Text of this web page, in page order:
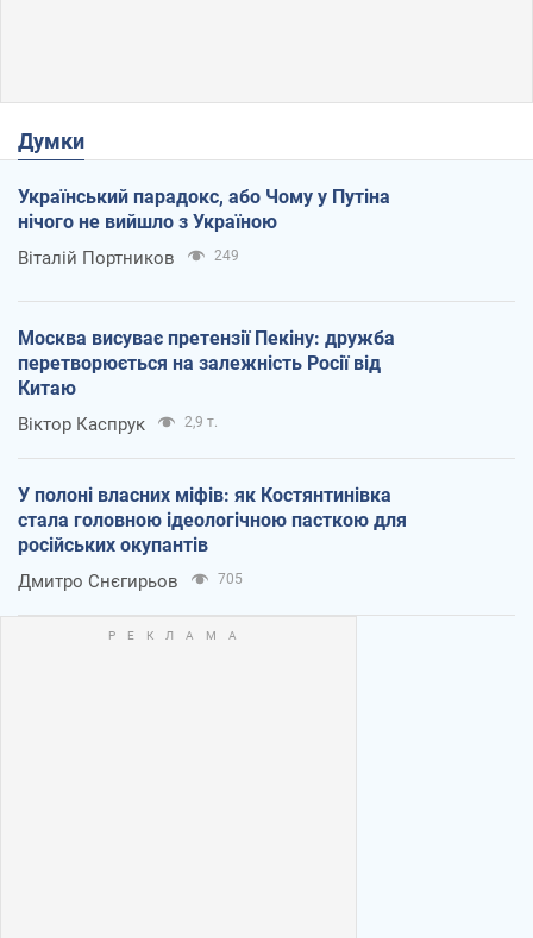
Думки
Український парадокс, або Чому у Путіна
нічого не вийшло з Україною
Віталій Портников 249
Москва висуває претензії Пекіну: дружба
перетворюється на залежність Росії від
Китаю
Віктор Каспрук 2,9 т.
У полоні власних міфів: як Костянтинівка
стала головною ідеологічною пасткою для
російських окупантів
Дмитро Снєгирьов 705